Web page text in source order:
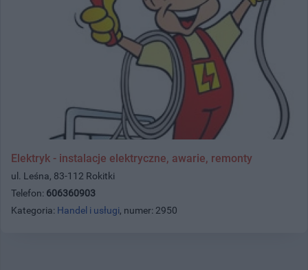
Elektryk - instalacje elektryczne, awarie, remonty
ul. Leśna, 83-112 Rokitki
Telefon: 606360903
Kategoria: Handel i usługi, numer: 2950